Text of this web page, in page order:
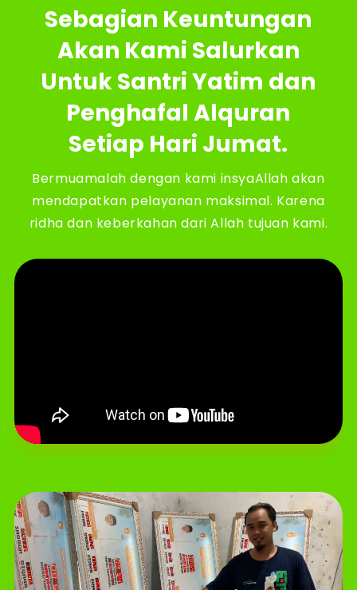
Sebagian Keuntungan
Akan Kami Salurkan
Untuk Santri Yatim dan
Penghafal Alquran
Setiap Hari Jumat.
Bermuamalah dengan kami insyaAllah akan
mendapatkan pelayanan maksimal. Karena
ridha dan keberkahan dari Allah tujuan kami.